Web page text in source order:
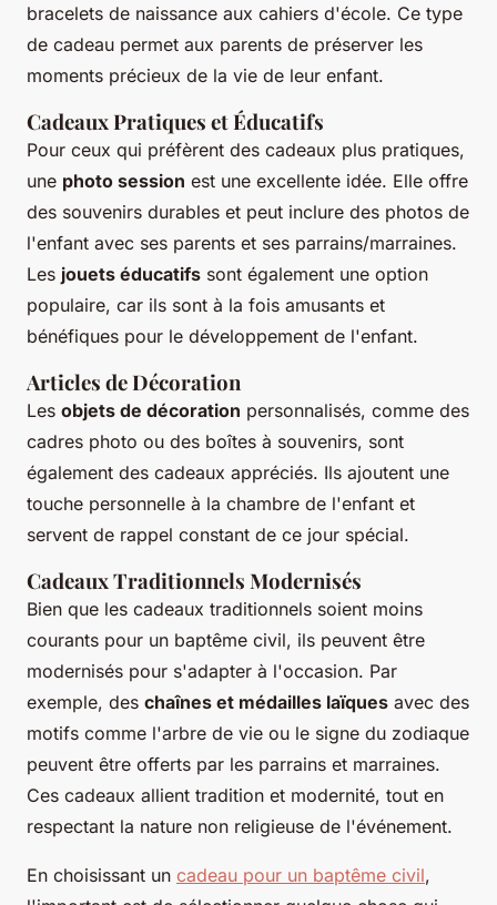
bracelets de naissance aux cahiers d'école. Ce type
de cadeau permet aux parents de préserver les
moments précieux de la vie de leur enfant.
Cadeaux Pratiques et Éducatifs
Pour ceux qui préfèrent des cadeaux plus pratiques,
une photo session est une excellente idée. Elle offre
des souvenirs durables et peut inclure des photos de
l'enfant avec ses parents et ses parrains/marraines.
Les jouets éducatifs sont également une option
populaire, car ils sont à la fois amusants et
bénéfiques pour le développement de l'enfant.
Articles de Décoration
Les objets de décoration personnalisés, comme des
cadres photo ou des boîtes à souvenirs, sont
également des cadeaux appréciés. Ils ajoutent une
touche personnelle à la chambre de l'enfant et
servent de rappel constant de ce jour spécial.
Cadeaux Traditionnels Modernisés
Bien que les cadeaux traditionnels soient moins
courants pour un baptême civil, ils peuvent être
modernisés pour s'adapter à l'occasion. Par
exemple, des chaînes et médailles laïques avec des
motifs comme l'arbre de vie ou le signe du zodiaque
peuvent être offerts par les parrains et marraines.
Ces cadeaux allient tradition et modernité, tout en
respectant la nature non religieuse de l'événement.
En choisissant un cadeau pour un baptême civil,